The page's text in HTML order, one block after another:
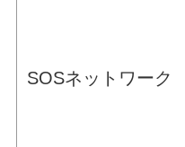
SOSネットワーク